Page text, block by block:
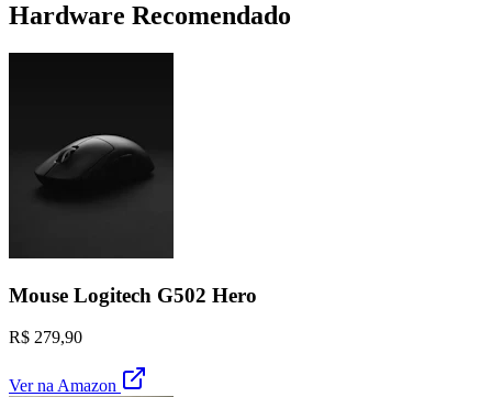
Hardware Recomendado
Mouse Logitech G502 Hero
R$ 279,90
Ver na Amazon